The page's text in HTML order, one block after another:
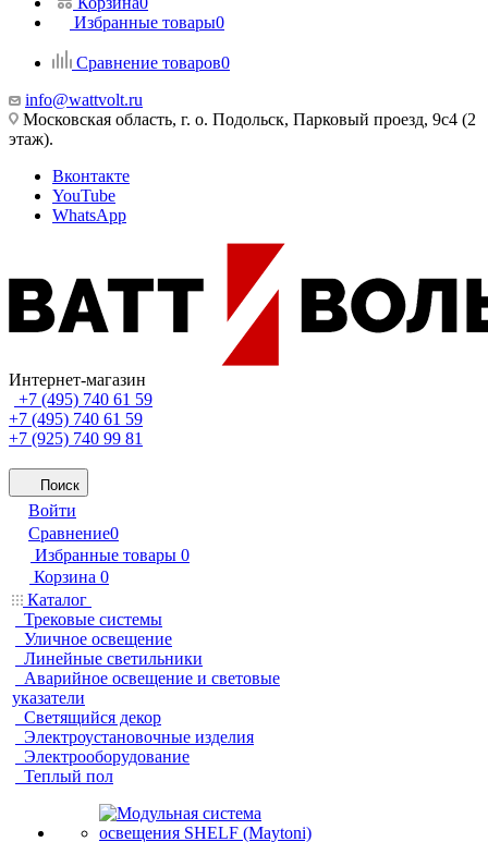
Избранные товары0
Сравнение товаров0
info@wattvolt.ru
Московская область, г. о. Подольск, Парковый проезд, 9с4 (2
этаж).
Вконтакте
YouTube
WhatsApp
Интернет-магазин
+7 (495) 740 61 59
+7 (495) 740 61 59
+7 (925) 740 99 81
Поиск
Войти
Сравнение0
Избранные товары 0
Корзина 0
Каталог
Трековые системы
Уличное освещение
Линейные светильники
Аварийное освещение и световые
указатели
Светящийся декор
Электроустановочные изделия
Электрооборудование
Теплый пол